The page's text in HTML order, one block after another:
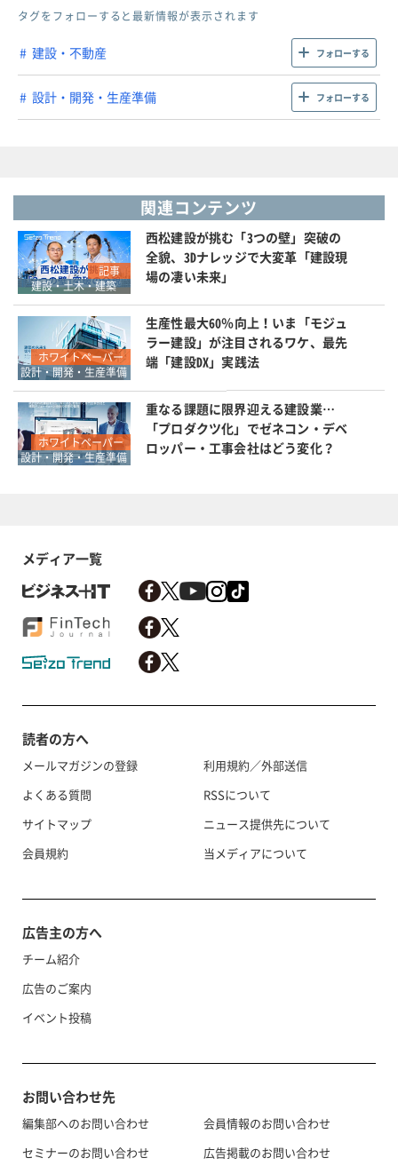
タグをフォローすると最新情報が表示されます
建設・不動産 フォローする
設計・開発・生産準備 フォローする
関連コンテンツ
記事
建設・土木・建築
西松建設が挑む「3つの壁」突破の
全貌、3Dナレッジで大変革「建設現
場の凄い未来」
ホワイトペーパー
設計・開発・生産準備
生産性最大60％向上！いま「モジュ
ラー建設」が注目されるワケ、最先
端「建設DX」実践法
ホワイトペーパー
設計・開発・生産準備
重なる課題に限界迎える建設業…
「プロダクツ化」でゼネコン・デベ
ロッパー・工事会社はどう変化？
メディア一覧
読者の方へ
メールマガジンの登録
よくある質問
サイトマップ
会員規約
利用規約／外部送信
RSSについて
ニュース提供先について
当メディアについて
広告主の方へ
チーム紹介
広告のご案内
イベント投稿
お問い合わせ先
編集部へのお問い合わせ
セミナーのお問い合わせ
会員情報のお問い合わせ
広告掲載のお問い合わせ